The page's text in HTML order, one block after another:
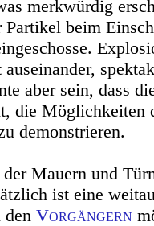
merkwürdig
Partikel beim
aber sein, dass
die Möglichkeiten
demonstrieren.
der Mauern und
ist eine
Vorgängern